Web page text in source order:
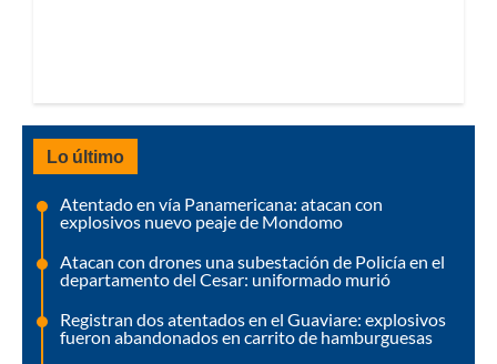
Lo último
Atentado en vía Panamericana: atacan con
explosivos nuevo peaje de Mondomo
Atacan con drones una subestación de Policía en el
departamento del Cesar: uniformado murió
Registran dos atentados en el Guaviare: explosivos
fueron abandonados en carrito de hamburguesas